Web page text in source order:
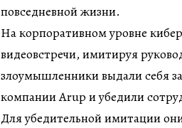
повседневной жизни.
На корпоративном уровне
видеовстречи, имитируя
злоумышленники выдали себя
компании Arup и убедили
Для убедительной имитации